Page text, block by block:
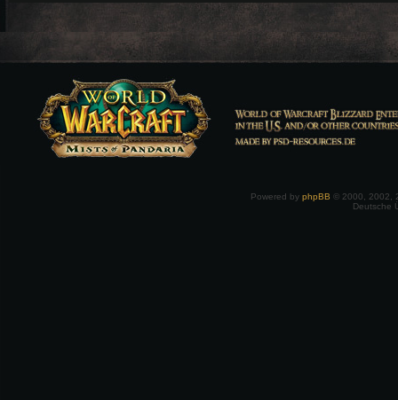
Powered by phpBB © 2000, 2002,
Deutsche